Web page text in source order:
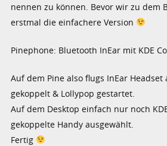
nennen zu können. Bevor wir zu dem
erstmal die einfachere Version
Pinephone: Bluetooth InEar mit KDE
Auf dem Pine also flugs InEar Headset
gekoppelt & Lollypop gestartet.
Auf dem Desktop einfach nur noch
gekoppelte Handy ausgewählt.
Fertig